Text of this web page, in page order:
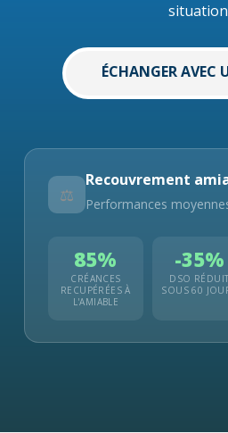
ÉCHANGER AVEC
⚖️
Recouvrement
Performances
85%
CRÉANCES
RECUPÉRÉES À
L'AMIABLE
-35%
DSO RÉDUIT
SOUS 60